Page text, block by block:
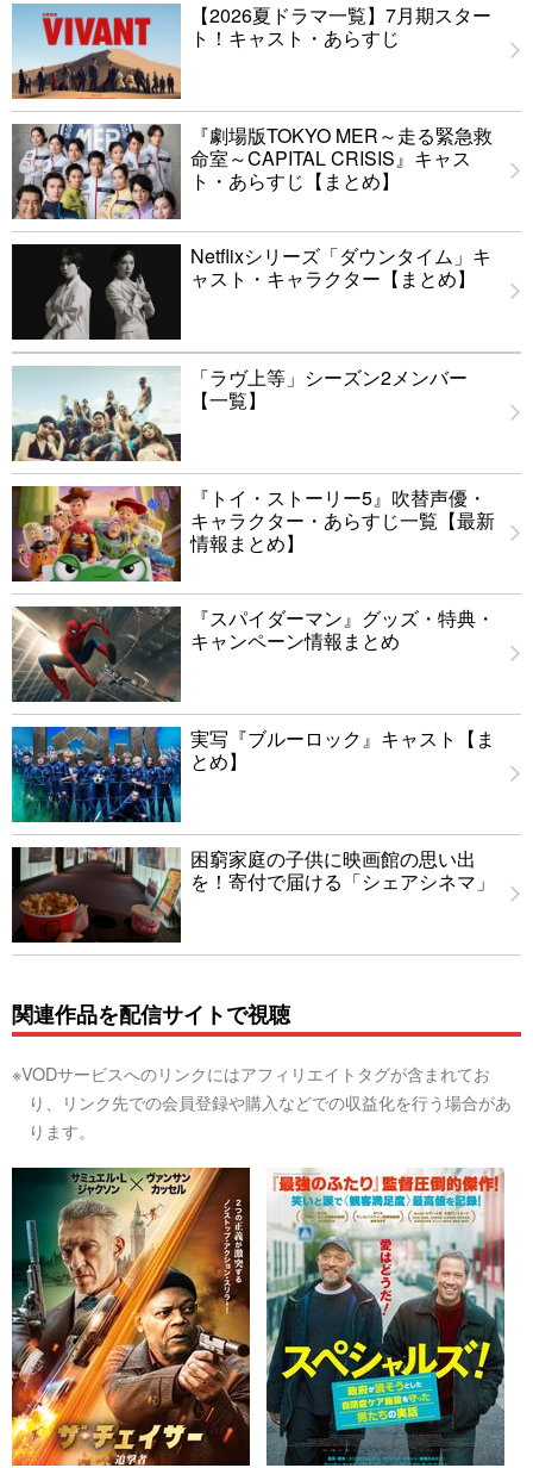
【2026夏ドラマ一覧】7月期スター
ト！キャスト・あらすじ
『劇場版TOKYO MER～走る緊急救
命室～CAPITAL CRISIS』キャス
ト・あらすじ【まとめ】
Netflixシリーズ「ダウンタイム」キ
ャスト・キャラクター【まとめ】
「ラヴ上等」シーズン2メンバー
【一覧】
『トイ・ストーリー5』吹替声優・
キャラクター・あらすじ一覧【最新
情報まとめ】
『スパイダーマン』グッズ・特典・
キャンペーン情報まとめ
実写『ブルーロック』キャスト【ま
とめ】
困窮家庭の子供に映画館の思い出
を！寄付で届ける「シェアシネマ」
関連作品を配信サイトで視聴
※VODサービスへのリンクにはアフィリエイトタグが含まれてお
り、リンク先での会員登録や購入などでの収益化を行う場合があ
ります。